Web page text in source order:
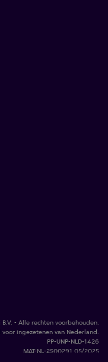
- Alle rechten voorbehouden.
ingezetenen van Nederland.
PP-UNP-NLD-1426
MAT-NL-2500291 05/2025